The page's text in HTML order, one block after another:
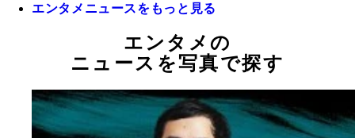
エンタメニュースをもっと見る
エンタメの
ニュースを写真で探す